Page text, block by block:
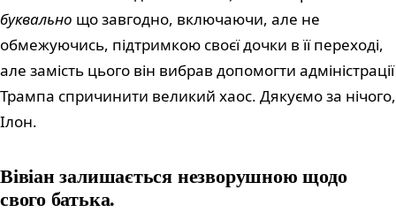
буквально що завгодно, включаючи, але не
обмежуючись, підтримкою своєї дочки в її переході,
але замість цього він вибрав допомогти адміністрації
Трампа спричинити великий хаос. Дякуємо за нічого,
Ілон.
Вівіан залишається незворушною щодо
свого батька.